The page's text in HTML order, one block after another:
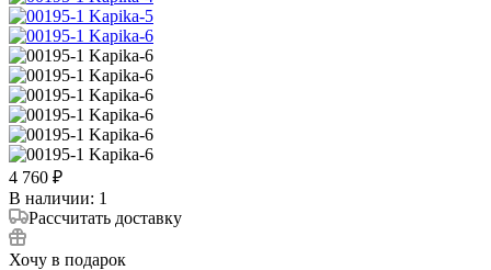
4 760 ₽
В наличии: 1
Рассчитать доставку
Хочу в подарок